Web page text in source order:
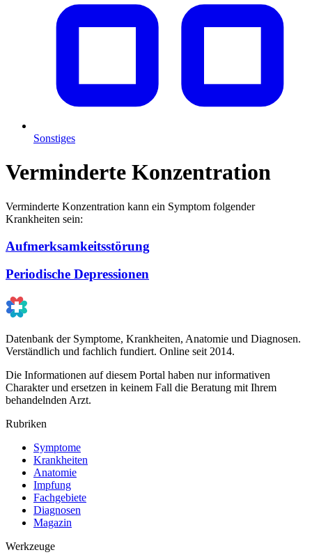
Sonstiges
Verminderte Konzentration
Verminderte Konzentration kann ein Symptom folgender
Krankheiten sein:
Aufmerksamkeitsstörung
Periodische Depressionen
Datenbank der Symptome, Krankheiten, Anatomie und Diagnosen.
Verständlich und fachlich fundiert. Online seit 2014.
Die Informationen auf diesem Portal haben nur informativen
Charakter und ersetzen in keinem Fall die Beratung mit Ihrem
behandelnden Arzt.
Rubriken
Symptome
Krankheiten
Anatomie
Impfung
Fachgebiete
Diagnosen
Magazin
Werkzeuge